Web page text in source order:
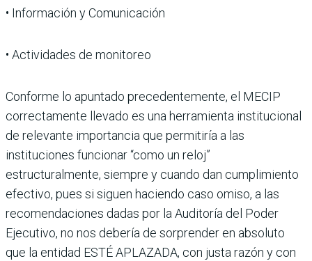
• Información y Comunicación
• Actividades de monitoreo
Conforme lo apuntado precedentemente, el MECIP
correctamente llevado es una herramienta institucional
de relevante importancia que permitiría a las
instituciones funcionar “como un reloj”
estructuralmente, siempre y cuando dan cumplimiento
efectivo, pues si siguen haciendo caso omiso, a las
recomendaciones dadas por la Auditoría del Poder
Ejecutivo, no nos debería de sorprender en absoluto
que la entidad ESTÉ APLAZADA, con justa razón y con